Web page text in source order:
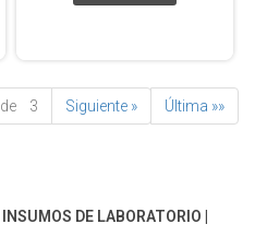
de 3 Siguiente » Última »»
INSUMOS DE LABORATORIO